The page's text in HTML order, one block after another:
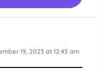
19, 2023 at 12:45 am